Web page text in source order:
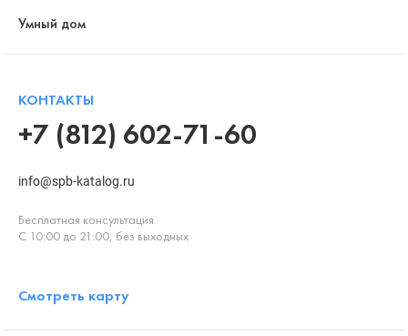
Умный дом
КОНТАКТЫ
+7 (812) 602-71-60
info@spb-katalog.ru
Бесплатная консультация
С 10:00 до 21:00, без выходных
Смотреть карту